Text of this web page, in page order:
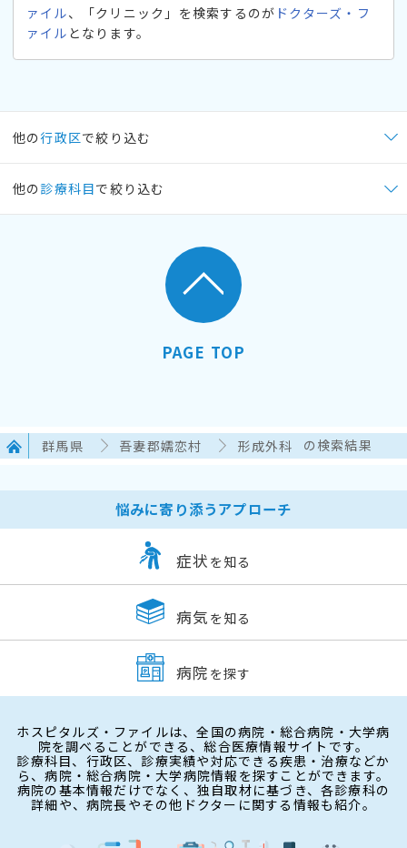
ァイル、「クリニック」を検索するのが ドクターズ・フ
ァイル となります。
他の行政区で絞り込む
他の 診療科目で絞り込む
PAGE TOP
群馬県 吾妻郡嬬恋村 形成外科 の検索結果
悩みに寄り添うアプローチ
症状 を知る
病気 を知る
病院 を探す
ホスピタルズ・ファイルは、全国の病院・総合病院・大学病
院を調べることができる、総合医療情報サイトです。
診療科目、行政区、診療実績や対応できる疾患・治療などか
ら、病院・総合病院・大学病院情報を探すことができます。
病院の基本情報だけでなく、独自取材に基づき、各診療科の
詳細や、病院長やその他ドクターに関する情報も紹介。